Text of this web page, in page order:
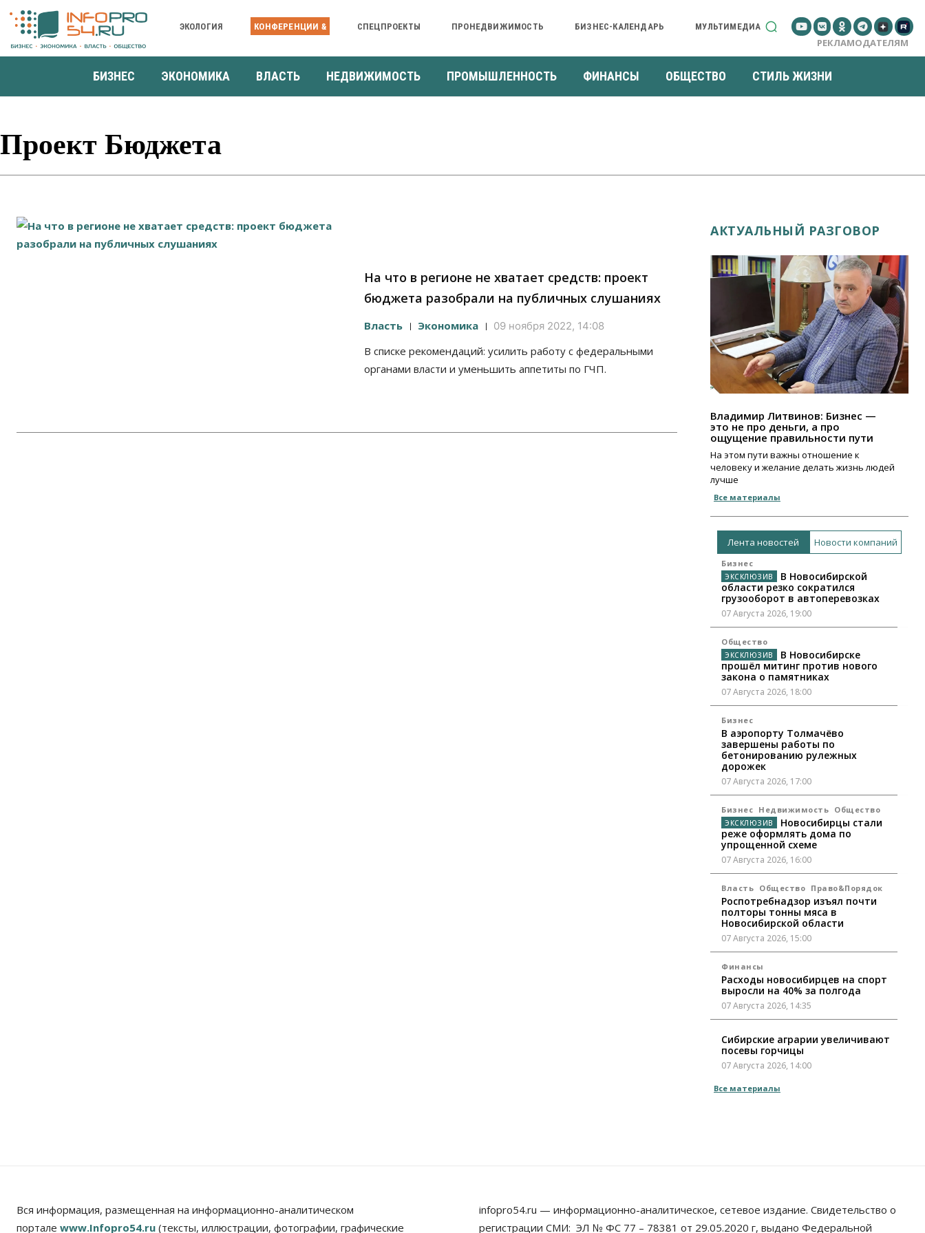
ЭКОЛОГИЯ КОНФЕРЕНЦИИ & СПЕЦПРОЕКТЫ ПРОНЕДВИЖИМОСТЬ БИЗНЕС-КАЛЕНДАРЬ МУЛЬТИМЕДИА
РЕКЛАМОДАТЕЛЯМ
БИЗНЕС ЭКОНОМИКА ВЛАСТЬ НЕДВИЖИМОСТЬ ПРОМЫШЛЕННОСТЬ ФИНАНСЫ ОБЩЕСТВО СТИЛЬ ЖИЗНИ
Проект Бюджета
На что в регионе не хватает средств: проект
бюджета разобрали на публичных слушаниях
Власть Экономика 09 ноября 2022, 14:08
В списке рекомендаций: усилить работу с федеральными
органами власти и уменьшить аппетиты по ГЧП.
АКТУАЛЬНЫЙ РАЗГОВОР
Владимир Литвинов: Бизнес —
это не про деньги, а про
ощущение правильности пути
На этом пути важны отношение к
человеку и желание делать жизнь людей
лучше
Все материалы
Лента новостей Новости компаний
Бизнес
В Новосибирской
области резко сократился
грузооборот в автоперевозках
07 Августа 2026, 19:00
Общество
В Новосибирске
прошёл митинг против нового
закона о памятниках
07 Августа 2026, 18:00
Бизнес
В аэропорту Толмачёво
завершены работы по
бетонированию рулежных
дорожек
07 Августа 2026, 17:00
Бизнес Недвижимость Общество
Новосибирцы стали
реже оформлять дома по
упрощенной схеме
07 Августа 2026, 16:00
Власть Общество Право&Порядок
Роспотребнадзор изъял почти
полторы тонны мяса в
Новосибирской области
07 Августа 2026, 15:00
Финансы
Расходы новосибирцев на спорт
выросли на 40% за полгода
07 Августа 2026, 14:35
Сибирские аграрии увеличивают
посевы горчицы
07 Августа 2026, 14:00
Власть
«поставили машины на прикол»
07 Августа 2026, 13:00
Все материалы
Вся информация, размещенная на информационно-аналитическом
портале www.Infopro54.ru (тексты, иллюстрации, фотографии, графические
infopro54.ru — информационно-аналитическое, сетевое издание. Свидетельство о
регистрации СМИ: ЭЛ № ФС 77 – 78381 от 29.05.2020 г, выдано Федеральной